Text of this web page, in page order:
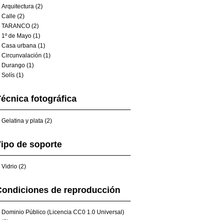
Arquitectura (2)
Calle (2)
TARANCO (2)
1º de Mayo (1)
Casa urbana (1)
Circunvalación (1)
Durango (1)
Solís (1)
fotográfica
Gelatina y plata (2)
de soporte
Vidrio (2)
de reproducción
Dominio Público (Licencia CC0 1.0 Universal)